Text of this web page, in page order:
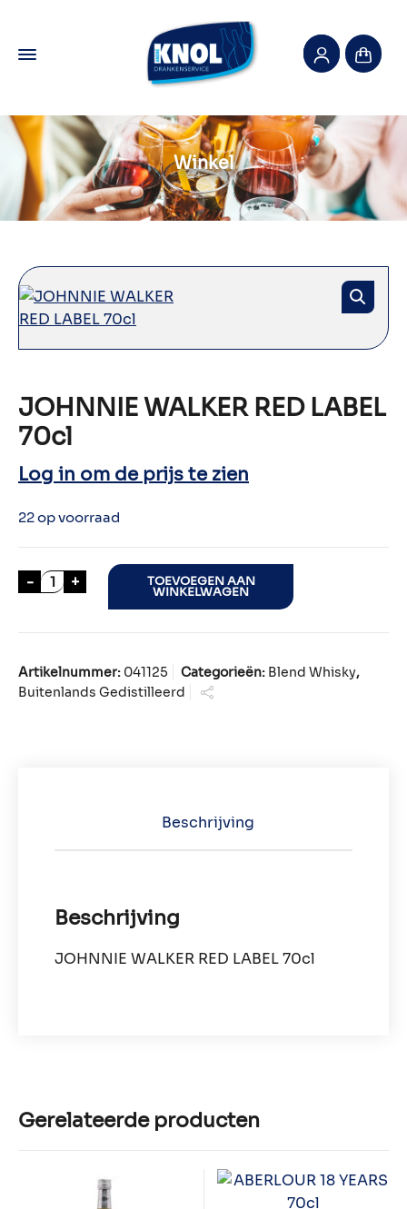
Winkel
JOHNNIE WALKER RED LABEL
70cl
Log in om de prijs te zien
22 op voorraad
- JOHNNIE WALKER RED LABEL 70cl aantal
+ TOEVOEGEN AAN
WINKELWAGEN
Artikelnummer: 041125 Categorieën: Blend Whisky,
Buitenlands Gedistilleerd
Beschrijving
Beschrijving
JOHNNIE WALKER RED LABEL 70cl
Gerelateerde producten